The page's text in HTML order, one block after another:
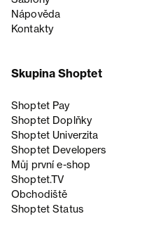
Nápověda
Kontakty
Skupina Shoptet
Shoptet Pay
Shoptet Doplňky
Shoptet Univerzita
Shoptet Developers
Můj první e-shop
Shoptet.TV
Obchodiště
Shoptet Status